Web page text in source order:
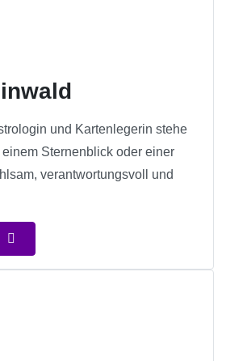
und Kartenlegerin stehe
Sternenblick oder einer
verantwortungsvoll und